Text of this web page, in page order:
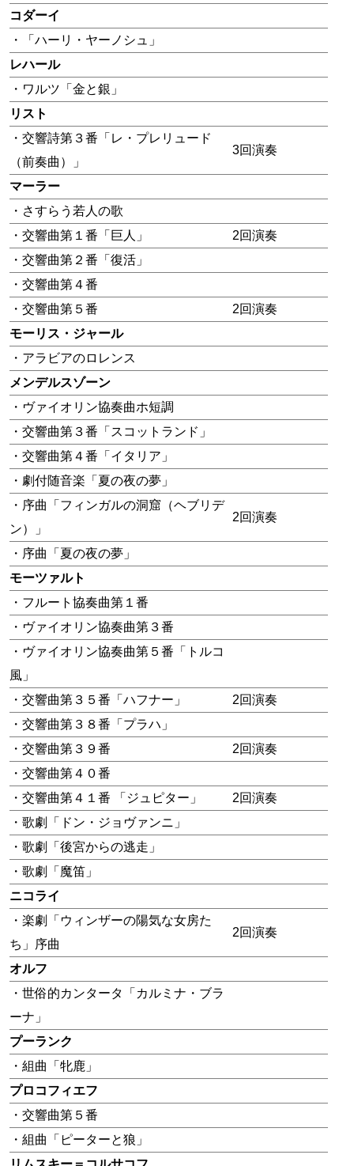
コダーイ
・「ハーリ・ヤーノシュ」
レハール
・ワルツ「金と銀」
リスト
・交響詩第３番「レ・プレリュード
（前奏曲）」
3回演奏
マーラー
・さすらう若人の歌
・交響曲第１番「巨人」
2回演奏
・交響曲第２番「復活」
・交響曲第４番
・交響曲第５番
2回演奏
モーリス・ジャール
・アラビアのロレンス
メンデルスゾーン
・ヴァイオリン協奏曲ホ短調
・交響曲第３番「スコットランド」
・交響曲第４番「イタリア」
・劇付随音楽「夏の夜の夢」
・序曲「フィンガルの洞窟（ヘブリデ
ン）」
2回演奏
・序曲「夏の夜の夢」
モーツァルト
・フルート協奏曲第１番
・ヴァイオリン協奏曲第３番
・ヴァイオリン協奏曲第５番「トルコ
風」
・交響曲第３５番「ハフナー」
2回演奏
・交響曲第３８番「プラハ」
・交響曲第３９番
2回演奏
・交響曲第４０番
・交響曲第４１番 「ジュピター」
2回演奏
・歌劇「ドン・ジョヴァンニ」
・歌劇「後宮からの逃走」
・歌劇「魔笛」
ニコライ
・楽劇「ウィンザーの陽気な女房た
ち」序曲
2回演奏
オルフ
・世俗的カンタータ「カルミナ・ブラ
ーナ」
プーランク
・組曲「牝鹿」
プロコフィエフ
・交響曲第５番
・組曲「ピーターと狼」